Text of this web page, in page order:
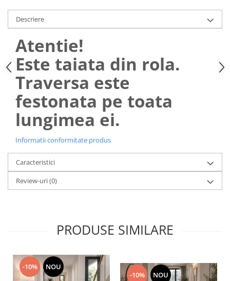
Descriere
Atentie!
Este taiata din rola.
Traversa este
festonata pe toata
lungimea ei.
Informatii conformitate produs
Caracteristici
Review-uri(0)
PRODUSE SIMILARE
-10% NOU
-10% NOU